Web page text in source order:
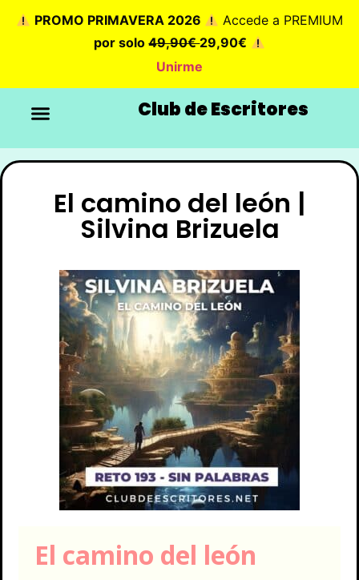
PROMO PRIMAVERA 2026
Accede a PREMIUM
por solo49,90€29,90€
Unirme
Club de Escritores
El camino del león |
Silvina Brizuela
El camino del león